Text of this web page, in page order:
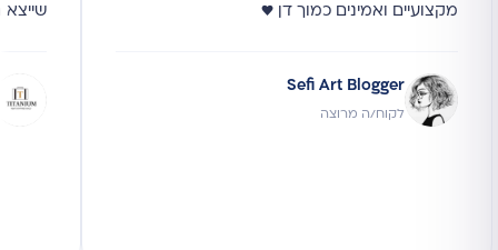
מקצועיים ואמינים כמוך דן ♥
Sefi Art Blogger
לקוח/ה מרוצה